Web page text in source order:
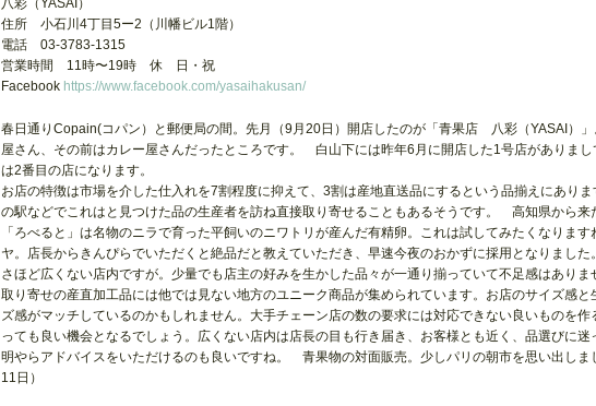
八彩（YASAI）
住所 小石川4丁目5ー2（川幡ビル1階）
電話 03-3783-1315
営業時間 11時〜19時 休 日・祝
Facebook https://www.facebook.com/yasaihakusan/
春日通りCopain(コパン）と郵便局の間。先月（9月20日）開店したのが「青果店 八彩（YASAI）
屋さん、その前はカレー屋さんだったところです。 白山下には昨年6月に開店した1号店がありまし
は2番目の店になります。
お店の特徴は市場を介した仕入れを7割程度に抑えて、3割は産地直送品にするという品揃えにありま
の駅などでこれはと見つけた品の生産者を訪ね直接取り寄せることもあるそうです。 高知県から来
「ろべると」は名物のニラで育った平飼いのニワトリが産んだ有精卵。これは試してみたくなります
ヤ。店長からきんぴらでいただくと絶品だと教えていただき、早速今夜のおかずに採用となりました。
さほど広くない店内ですが。少量でも店主の好みを生かした品々が一通り揃っていて不足感はありま
取り寄せの産直加工品には他では見ない地方のユニーク商品が集められています。お店のサイズ感と
ズ感がマッチしているのかもしれません。大手チェーン店の数の要求には対応できない良いものを作
っても良い機会となるでしょう。広くない店内は店長の目も行き届き、お客様とも近く、品選びに迷
明やらアドバイスをいただけるのも良いですね。 青果物の対面販売。少しパリの朝市を思い出しま
11日）